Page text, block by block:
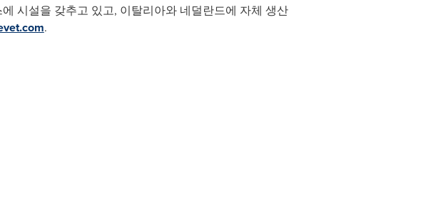
시설을 갖추고 있고, 이탈리아와 네덜란드에 자체 생산
.